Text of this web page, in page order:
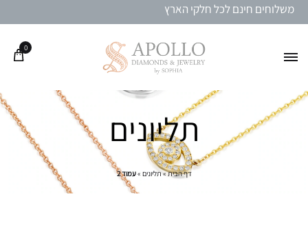
משלוחים חינם לכל חלקי הארץ
0
תליונים
דף הבית»תליונים »עמוד 2